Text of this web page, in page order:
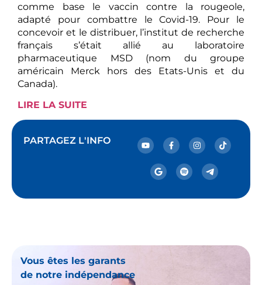
comme base le vaccin contre la rougeole,
adapté pour combattre le Covid-19. Pour le
concevoir et le distribuer, l’institut de recherche
français s’était allié au laboratoire
pharmaceutique MSD (nom du groupe
américain Merck hors des Etats-Unis et du
Canada).
LIRE LA SUITE
PARTAGEZ L'INFO
Vous êtes les garants
de notre indépendance